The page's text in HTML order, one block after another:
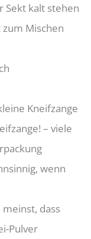
Sekt kalt stehen
Mischen
Kneifzange
– viele
wenn
dass
Pulver